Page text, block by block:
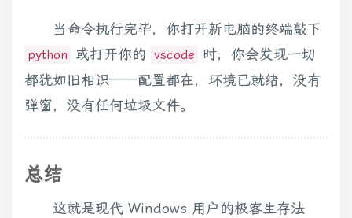
当命令执行完毕，你打开新电脑的终端敲下
python 或打开你的 vscode
时，你会发现一切
都犹如旧相识——配置都在，环境已就绪，没有
弹窗，没有任何垃圾文件。
总结
这就是现代 Windows 用户的极客生存法